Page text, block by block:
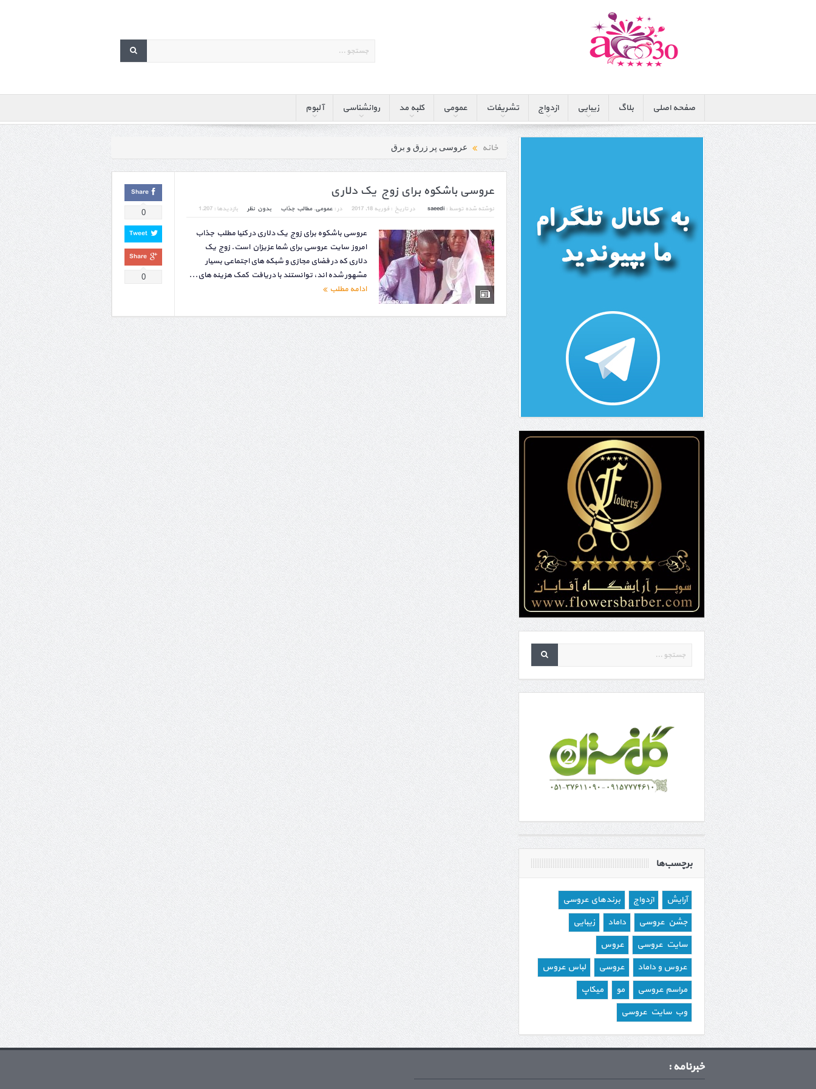
صفحه اصلی بلاگ زیبایی ازدواج تشریفات عمومی کلبه مد روانشناسی آلبوم
خانه عروسی پر زرق و برق
عروسی باشکوه برای زوج یک دلاری
نوشته شده توسط : saeedi در تاریخ : فوریه 18, 2017 در : عمومی,مطالب جذاب بدون نظر بازدیدها : 1,207
عروسی باشکوه برای زوج یک دلاری در کنیا مطلب جذاب
امروز سایت عروسی برای شما عزیزان است. زوج یک
دلاری که در فضای مجازی و شبکه های اجتماعی بسیار
مشهور شده اند، توانستند با دریافت کمک هزینه های...
ادامه مطلب
Share
0
Tweet
Share
0
برچسب‌ها
آرایش ازدواج
برندهای عروسی
جشن عروسی
داماد
زیبایی
سایت عروسی
عروس
عروس و داماد
عروسی
لباس عروس
مراسم عروسی
مو
میکاپ
وب سایت عروسی
خبرنامه :